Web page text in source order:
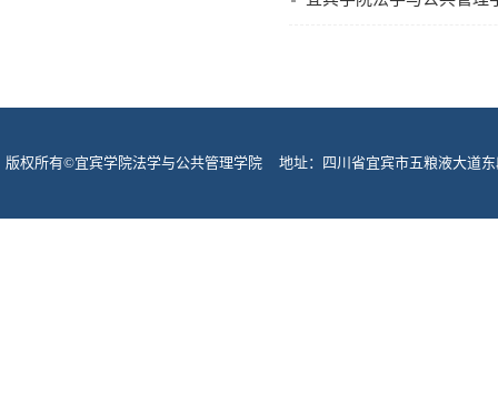
版权所有©宜宾学院法学与公共管理学院 地址：四川省宜宾市五粮液大道